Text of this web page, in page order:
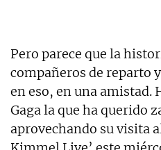
Pero parece que la
compañeros de reparto
en eso, en una amistad.
Gaga la que ha querido
aprovechando su visita